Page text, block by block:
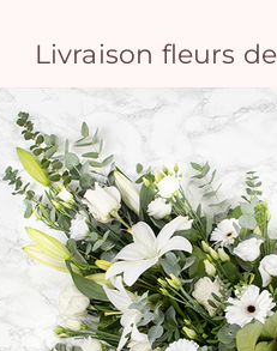
Livraison fleurs